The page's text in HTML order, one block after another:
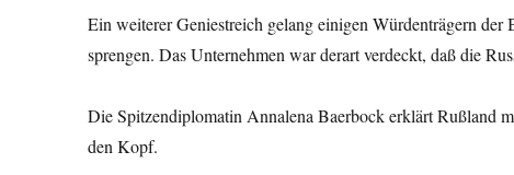
Ein weiterer Geniestreich gelang einigen Würdenträgern
sprengen. Das Unternehmen war derart verdeckt, daß die
Die Spitzendiplomatin Annalena Baerbock erklärt Rußland
den Kopf.